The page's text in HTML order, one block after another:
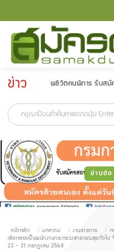
ข่าว
ประกาศ
นาคุณภาพชีวิตคนพิการ รับสมัครบุคค
-
อ่านต่อ
หน้าหลัก บทความ งานราชการ
เลือกสรรเป็นพนักงานกระทรวงสาธารณสุขทั่วไ
23 - 31 กรกฎาคม 2568